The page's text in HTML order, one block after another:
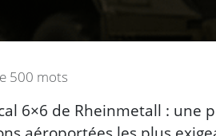
500 mots
6×6 de Rheinmetall :